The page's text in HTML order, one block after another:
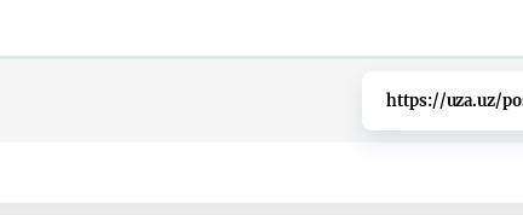
https://uza.uz/